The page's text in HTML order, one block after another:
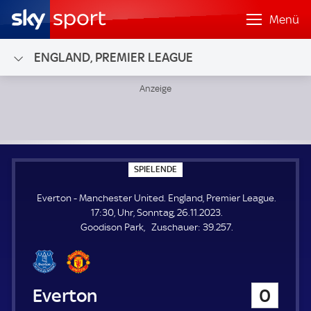
Menü
ENGLAND, PREMIER LEAGUE
SPIELENDE
P
E
L
E
N
Everton - Manchester United. England, Premier League.
17:30, Uhr, Sonntag, 26.11.2023.
Goodison Park
Zuschauer: Z
39.257.
Everton
0